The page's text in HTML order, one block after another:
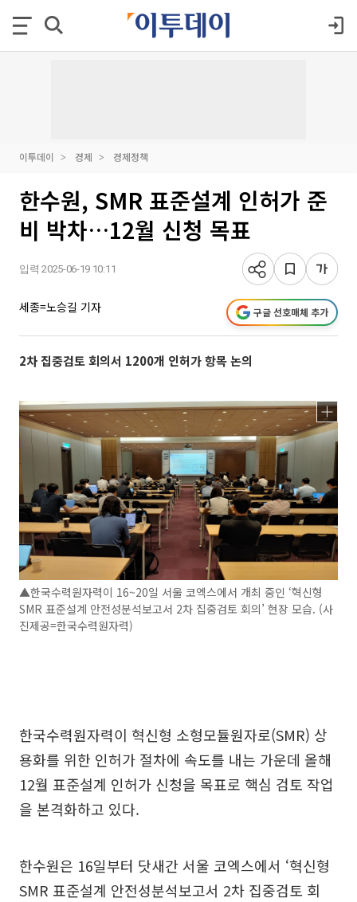
이투데이 경제 경제정책
한수원, SMR 표준설계 인허가 준
비 박차…12월 신청 목표
입력 2025-06-19 10:11
세종=노승길 기자 구글 선호매체 추가
2차 집중검토 회의서 1200개 인허가 항목 논의
▲한국수력원자력이 16~20일 서울 코엑스에서 개최 중인 ‘혁신형
SMR 표준설계 안전성분석보고서 2차 집중검토 회의’ 현장 모습. (사
진제공=한국수력원자력)
한국수력원자력이 혁신형 소형모듈원자로(SMR) 상
용화를 위한 인허가 절차에 속도를 내는 가운데 올해
12월 표준설계 인허가 신청을 목표로 핵심 검토 작업
을 본격화하고 있다.
한수원은 16일부터 닷새간 서울 코엑스에서 ‘혁신형
SMR 표준설계 안전성분석보고서 2차 집중검토 회